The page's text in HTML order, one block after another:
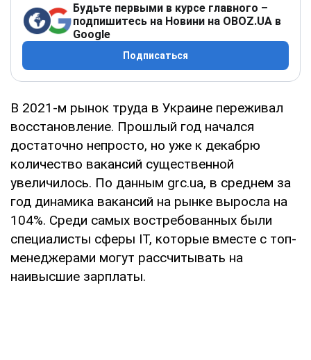
Будьте первыми в курсе главного –
подпишитесь на Новини на OBOZ.UA в
Google
Подписаться
В 2021-м рынок труда в Украине переживал
восстановление. Прошлый год начался
достаточно непросто, но уже к декабрю
количество вакансий существенной
увеличилось. По данным grc.ua, в среднем за
год динамика вакансий на рынке выросла на
104%. Среди самых востребованных были
специалисты сферы IT, которые вместе с топ-
менеджерами могут рассчитывать на
наивысшие зарплаты.